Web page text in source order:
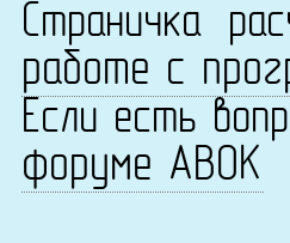
Страничка
работе с
Если есть
форуме АВОК